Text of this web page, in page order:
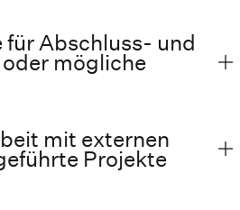
Abschluss- und
mögliche
mit externen
Projekte